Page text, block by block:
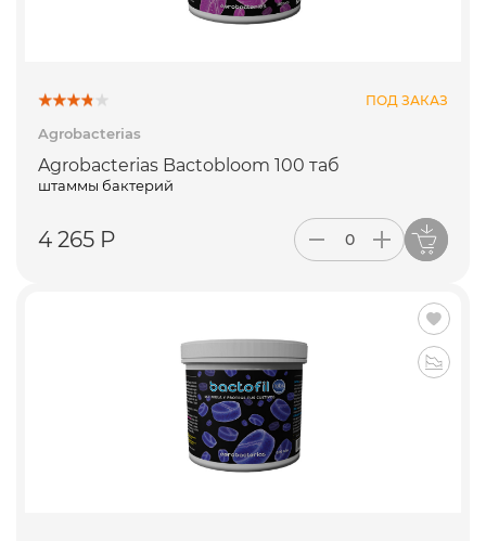
ПОД ЗАКАЗ
Agrobacterias
Agrobacterias Bactobloom 100 таб
штаммы бактерий
4 265 Р